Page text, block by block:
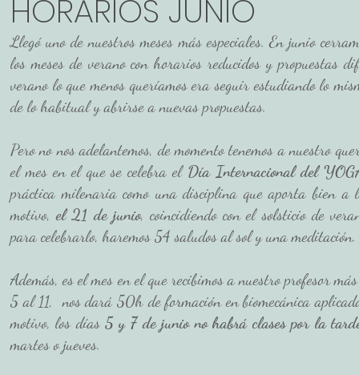
HORARIOS JUNIO
Llegó uno de nuestros meses más especiales. En junio
los meses de verano con horarios reducidos y propuestas
verano lo que menos queríamos era seguir estudiando lo
de lo habitual y abrirse a nuevas propuestas.
Pero no nos adelantemos, de momento tenemos a nuestro
el mes en el que se celebra el Día Internacional del
práctica milenaria como una disciplina que aporta bien
motivo, el 21 de junio, coincidiendo con el solsticio de
para celebrarlo, haremos 54 saludos al sol y una
Además, es el mes en el que recibimos a nuestro profesor
5 al 11,  nos dará 50h de formación en biomecánica
motivo, los días 5 y 7 de junio no habrá clases por la
martes o jueves.